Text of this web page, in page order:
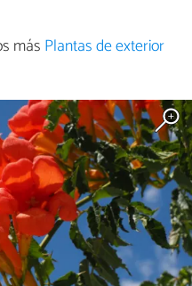
más Plantas de exterior